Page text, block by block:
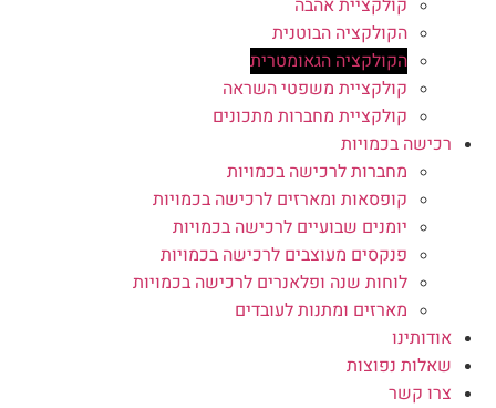
הקולקציה הבוטנית
הקולקציה הגאומטרית
קולקציית משפטי השראה
קולקציית מחברות מתכונים
רכישה בכמויות
מחברות לרכישה בכמויות
קופסאות ומארזים לרכישה בכמויות
יומנים שבועיים לרכישה בכמויות
פנקסים מעוצבים לרכישה בכמויות
לוחות שנה ופלאנרים לרכישה בכמויות
מארזים ומתנות לעובדים
אודותינו
שאלות נפוצות
צרו קשר